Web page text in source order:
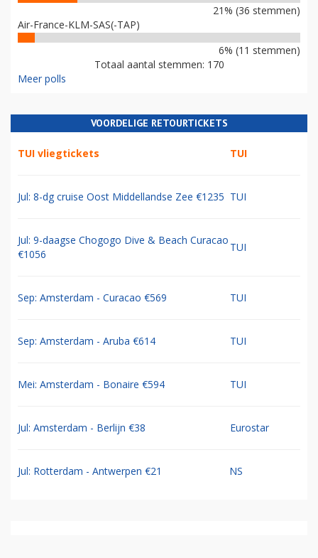
21% (36 stemmen)
Air-France-KLM-SAS(-TAP)
6% (11 stemmen)
Totaal aantal stemmen: 170
Meer polls
VOORDELIGE RETOURTICKETS
TUI vliegtickets TUI
Jul: 8-dg cruise Oost Middellandse Zee €1235 TUI
Jul: 9-daagse Chogogo Dive & Beach Curacao
€1056
TUI
Sep: Amsterdam - Curacao €569 TUI
Sep: Amsterdam - Aruba €614 TUI
Mei: Amsterdam - Bonaire €594 TUI
Jul: Amsterdam - Berlijn €38 Eurostar
Jul: Rotterdam - Antwerpen €21 NS